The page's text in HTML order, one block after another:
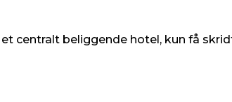
centralt beliggende hotel, kun få